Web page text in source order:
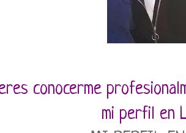
conocerme
mi perfil en